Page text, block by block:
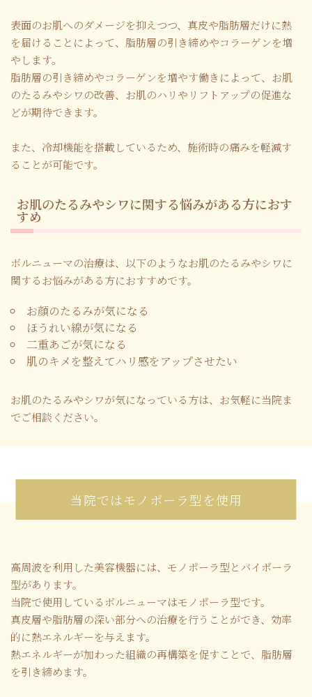
表面のお肌へのダメージを抑えつつ、真皮や脂肪層だけに熱
を届けることによって、脂肪層の引き締めやコラーゲンを増
やします。
脂肪層の引き締めやコラーゲンを増やす働きによって、お肌
のたるみやシワの改善、お肌のハリやリフトアップの促進な
どが期待できます。
また、冷却機能を搭載しているため、施術時の痛みを軽減す
ることが可能です。
お肌のたるみやシワに関する悩みがある方におす
すめ
ボルニューマの治療は、以下のようなお肌のたるみやシワに
関するお悩みがある方におすすめです。
お顔のたるみが気になる
ほうれい線が気になる
二重あごが気になる
肌のキメを整えてハリ感をアップさせたい
お肌のたるみやシワが気になっている方は、お気軽に当院ま
でご相談ください。
当院ではモノポーラ型を使用
高周波を利用した美容機器には、モノポーラ型とバイポーラ
型があります。
当院で使用しているボルニューマはモノポーラ型です。
真皮層や脂肪層の深い部分への治療を行うことができ、効率
的に熱エネルギーを与えます。
熱エネルギーが加わった組織の再構築を促すことで、脂肪層
を引き締めます。